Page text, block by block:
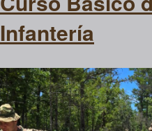
Infantería